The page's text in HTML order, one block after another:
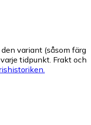
variant (såsom färg
tidpunkt. Frakt och